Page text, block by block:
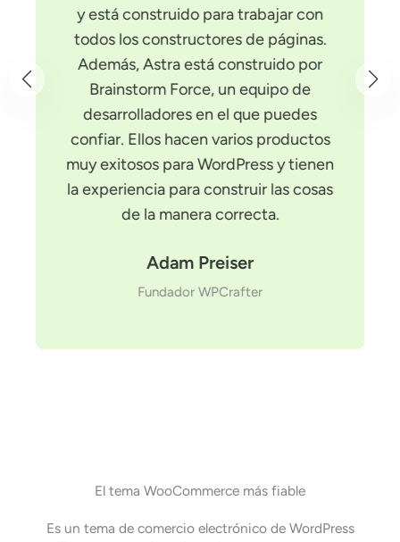
y está construido para trabajar con
todos los constructores de páginas.
Además, Astra está construido por
Brainstorm Force, un equipo de
desarrolladores en el que puedes
confiar. Ellos hacen varios productos
muy exitosos para WordPress y tienen
la experiencia para construir las cosas
de la manera correcta.
Adam Preiser
Fundador WPCrafter
El tema WooCommerce más fiable
Es un tema de comercio electrónico de WordPress